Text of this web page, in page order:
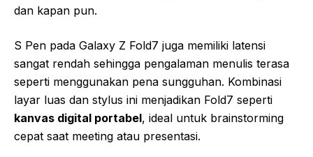
dan kapan pun.
S Pen pada Galaxy Z Fold7 juga memiliki latensi
sangat rendah sehingga pengalaman menulis terasa
seperti menggunakan pena sungguhan. Kombinasi
layar luas dan stylus ini menjadikan Fold7 seperti
kanvas digital portabel, ideal untuk brainstorming
cepat saat meeting atau presentasi.